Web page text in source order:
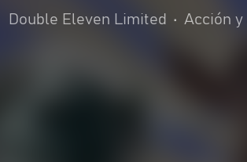
Double Eleven Limited • Acción